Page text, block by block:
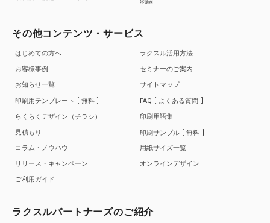
その他コンテンツ・サービス
はじめての方へ
お客様事例
お知らせ一覧
印刷用テンプレート
無料
らくらくデザイン（チラシ）
見積もり
コラム・ノウハウ
リリース・キャンペーン
ご利用ガイド
ラクスル活用方法
セミナーのご案内
サイトマップ
FAQ
よくある質問
印刷用語集
印刷サンプル
無料
用紙サイズ一覧
オンラインデザイン
ラクスルパートナーズのご紹介